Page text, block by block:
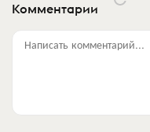
Комментарии
Написать комментарий...